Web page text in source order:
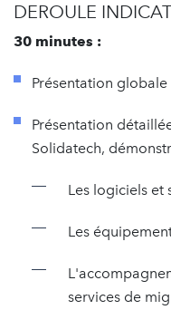
DEROULE
30 minutes :
Présentation
Présentation
Solidatech,
Les logiciels et
Les
services de